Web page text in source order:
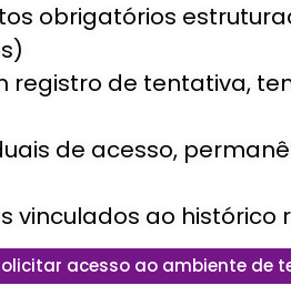
obrigatórios
registro de tentativa,
de acesso,
vinculados ao histórico
acesso ao ambiente de